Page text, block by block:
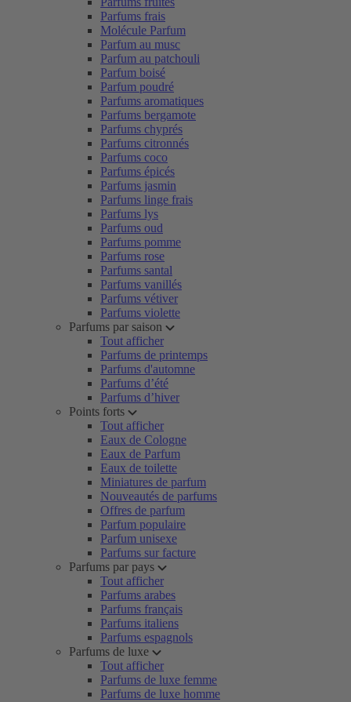
Parfums frais
Molécule Parfum
Parfum au musc
Parfum au patchouli
Parfum boisé
Parfum poudré
Parfums aromatiques
Parfums bergamote
Parfums chyprés
Parfums citronnés
Parfums coco
Parfums épicés
Parfums jasmin
Parfums linge frais
Parfums lys
Parfums oud
Parfums pomme
Parfums rose
Parfums santal
Parfums vanillés
Parfums vétiver
Parfums violette
Parfums par saison
Tout afficher
Parfums de printemps
Parfums d'automne
Parfums d’été
Parfums d’hiver
Points forts
Tout afficher
Eaux de Cologne
Eaux de Parfum
Eaux de toilette
Miniatures de parfum
Nouveautés de parfums
Offres de parfum
Parfum populaire
Parfum unisexe
Parfums sur facture
Parfums par pays
Tout afficher
Parfums arabes
Parfums français
Parfums italiens
Parfums espagnols
Parfums de luxe
Tout afficher
Parfums de luxe femme
Parfums de luxe homme